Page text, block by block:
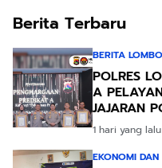
Berita Terbaru
BERITA
POLRES
A
JAJARAN
1 hari yang lalu
EKONOMI DAN